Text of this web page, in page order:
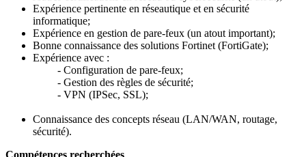
Expérience pertinente en réseautique et en sécurité
informatique;
Expérience en gestion de pare-feux (un atout important);
Bonne connaissance des solutions Fortinet (FortiGate);
Expérience avec :
- Configuration de pare-feux;
- Gestion des règles de sécurité;
- VPN (IPSec, SSL);
Connaissance des concepts réseau (LAN/WAN, routage,
sécurité).
Compétences recherchées